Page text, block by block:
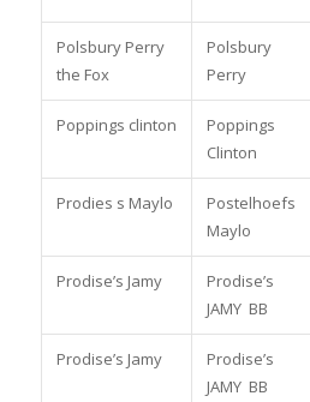
Polsbury Perry
the Fox
Polsbury
Perry
Poppings clinton
Poppings
Clinton
Prodies s Maylo
Postelhoefs
Maylo
Prodise’s Jamy
Prodise’s
JAMY BB
Prodise’s Jamy
Prodise’s
JAMY BB